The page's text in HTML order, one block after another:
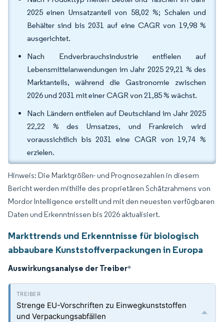
2025 einen Umsatzanteil von 58,02 %; Schalen und
Behälter sind bis 2031 auf eine CAGR von 19,98 %
ausgerichtet.
Nach Endverbrauchsindustrie entfielen auf
Lebensmittelanwendungen im Jahr 2025 29,21 % des
Marktanteils, während die Gastronomie zwischen
2026 und 2031 mit einer CAGR von 21,85 % wächst.
Nach Ländern entfielen auf Deutschland im Jahr 2025
22,22 % des Umsatzes, und Frankreich wird
voraussichtlich bis 2031 eine CAGR von 19,74 %
erzielen.
Hinweis: Die Marktgrößen- und Prognosezahlen in diesem
Bericht werden mithilfe des proprietären Schätzrahmens von
Mordor Intelligence erstellt und mit den neuesten verfügbaren
Daten und Erkenntnissen bis 2026 aktualisiert.
Markttrends und Erkenntnisse für biologisch
abbaubare Kunststoffverpackungen in Europa
Auswirkungsanalyse der Treiber*
Strenge EU-Vorschriften zu Einwegkunststoffen
und Verpackungsabfällen